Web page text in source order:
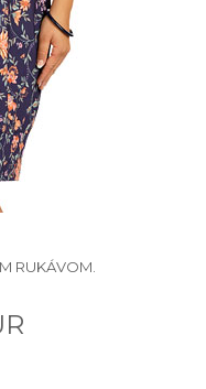
RUKÁVOM.